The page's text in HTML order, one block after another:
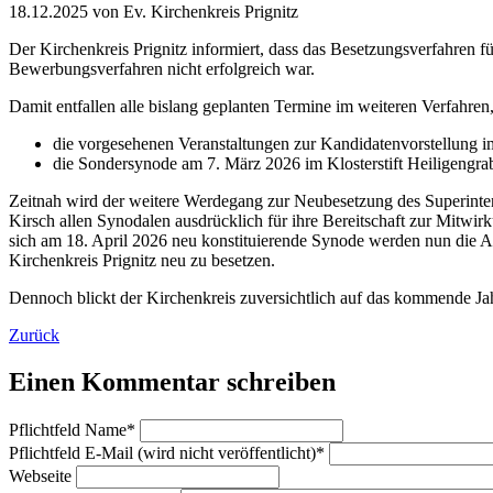
18.12.2025 von Ev. Kirchenkreis Prignitz
Der Kirchenkreis Prignitz informiert, dass das Besetzungsverfahren
Bewerbungsverfahren nicht erfolgreich war.
Damit entfallen alle bislang geplanten Termine im weiteren
die vorgesehenen Veranstaltungen zur Kandidatenvorstellung
die Sondersynode am 7. März 2026 im Klosterstift
Zeitnah wird der weitere Werdegang zur Neubesetzung des
Kirsch allen Synodalen ausdrücklich für ihre Bereitschaft zur
sich am 18. April 2026 neu konstituierende Synode werden nun die
Kirchenkreis Prignitz neu zu besetzen.
Dennoch blickt der Kirchenkreis zuversichtlich auf das kommende
Zurück
Einen Kommentar schreiben
Pflichtfeld Name*
Pflichtfeld E-Mail (wird nicht veröffentlicht)*
Webseite